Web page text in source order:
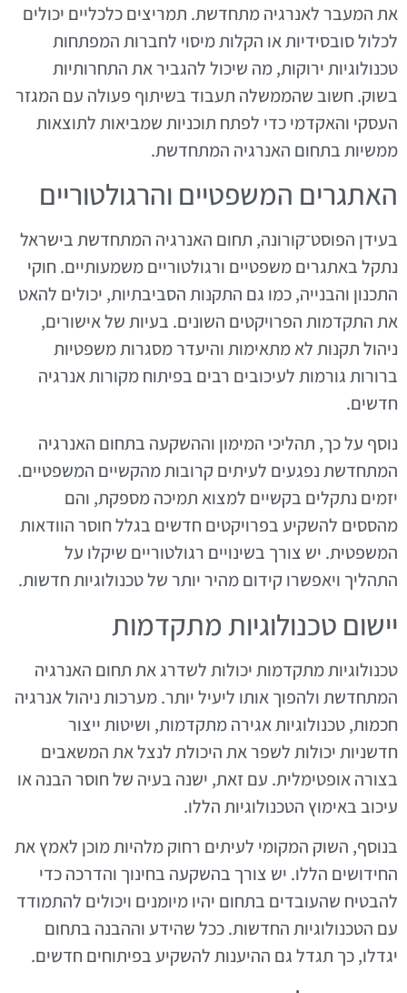
את המעבר לאנרגיה מתחדשת. תמריצים כלכליים יכולים
לכלול סובסידיות או הקלות מיסוי לחברות המפתחות
טכנולוגיות ירוקות, מה שיכול להגביר את התחרותיות
בשוק. חשוב שהממשלה תעבוד בשיתוף פעולה עם המגזר
העסקי והאקדמי כדי לפתח תוכניות שמביאות לתוצאות
ממשיות בתחום האנרגיה המתחדשת.
האתגרים המשפטיים והרגולטוריים
בעידן הפוסט־קורונה, תחום האנרגיה המתחדשת בישראל
נתקל באתגרים משפטיים ורגולטוריים משמעותיים. חוקי
התכנון והבנייה, כמו גם התקנות הסביבתיות, יכולים להאט
את התקדמות הפרויקטים השונים. בעיות של אישורים,
ניהול תקנות לא מתאימות והיעדר מסגרות משפטיות
ברורות גורמות לעיכובים רבים בפיתוח מקורות אנרגיה
חדשים.
נוסף על כך, תהליכי המימון וההשקעה בתחום האנרגיה
המתחדשת נפגעים לעיתים קרובות מהקשיים המשפטיים.
יזמים נתקלים בקשיים למצוא תמיכה מספקת, והם
מהססים להשקיע בפרויקטים חדשים בגלל חוסר הוודאות
המשפטית. יש צורך בשינויים רגולטוריים שיקלו על
התהליך ויאפשרו קידום מהיר יותר של טכנולוגיות חדשות.
יישום טכנולוגיות מתקדמות
טכנולוגיות מתקדמות יכולות לשדרג את תחום האנרגיה
המתחדשת ולהפוך אותו ליעיל יותר. מערכות ניהול אנרגיה
חכמות, טכנולוגיות אגירה מתקדמות, ושיטות ייצור
חדשניות יכולות לשפר את היכולת לנצל את המשאבים
בצורה אופטימלית. עם זאת, ישנה בעיה של חוסר הבנה או
עיכוב באימוץ הטכנולוגיות הללו.
בנוסף, השוק המקומי לעיתים רחוק מלהיות מוכן לאמץ את
החידושים הללו. יש צורך בהשקעה בחינוך והדרכה כדי
להבטיח שהעובדים בתחום יהיו מיומנים ויכולים להתמודד
עם הטכנולוגיות החדשות. ככל שהידע וההבנה בתחום
יגדלו, כך תגדל גם ההיענות להשקיע בפיתוחים חדשים.